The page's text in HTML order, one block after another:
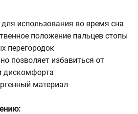
для использования во время сна
положение пальцев стопы
перегородок
позволяет избавиться от
дискомфорта
материал